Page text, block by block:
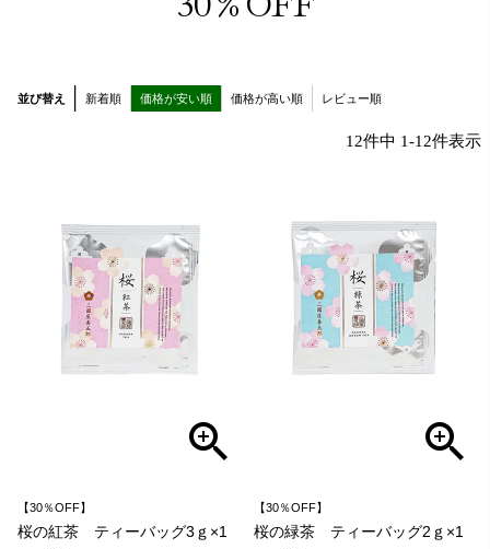
並び替え 新着順 価格が安い順 価格が高い順 レビュー順
12件中 1-12件表示
【30％OFF】
桜の紅茶 ティーバッグ3ｇ×1
【30％OFF】
桜の緑茶 ティーバッグ2ｇ×1